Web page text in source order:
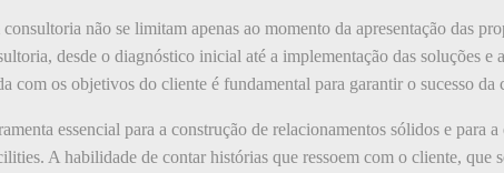
não se limitam apenas ao momento da apresentação das
desde o diagnóstico inicial até a implementação das soluções e
com os objetivos do cliente é fundamental para garantir o sucesso da
essencial para a construção de relacionamentos sólidos e para a
A habilidade de contar histórias que ressoem com o cliente, que